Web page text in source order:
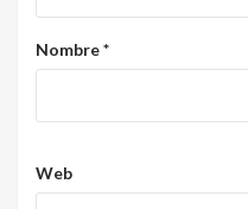
Nombre*
Web